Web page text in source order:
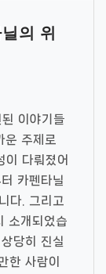
의 위
이야기들
운 주제로
이 다뤄졌어
카펜타닐
다. 그리고
소개되었습
당히 진실
한 사람이